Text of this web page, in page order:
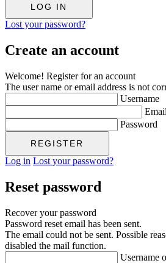
Lost your password?
Create an account
Welcome! Register for an account
The user name or email address is not
Username
Email
Password
Log in Lost your password?
Reset password
Recover your password
Password reset email has been sent.
The email could not be sent. Possible
disabled the mail function.
Username